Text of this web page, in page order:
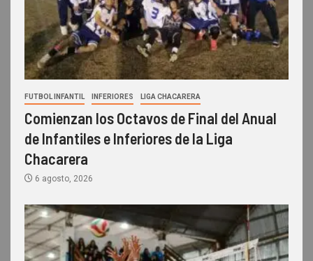
FUTBOL INFANTIL INFERIORES LIGA CHACARERA
Comienzan los Octavos de Final del Anual
de Infantiles e Inferiores de la Liga
Chacarera
6 agosto, 2026